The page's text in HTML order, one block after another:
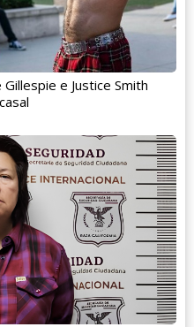
e Justice Smith